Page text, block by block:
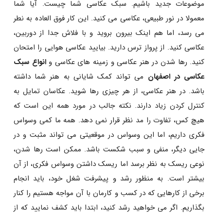
موضوعات جدید باشیم. سبک عکاسی شما چیست. آیا شما
معمولا در نور طبیعی، عکاسی می کنید. این کار فوق العاده به نطر
می رسد، اما هم اینک بیرون بروید و با فلاش جدا از دوربین،
عکاسی کنید. از پرواز ترس دارید. بیایید عکاسی هوایی را امتحان
کنید. رها شدن در هنر عکاسی و زمینه های عکاسی وانواع سبک
عکاسی در اصفهان می تواند کمک شایانی به هنر شما داشته
باشد. در هنر عکاسی، از هر چیزی رها شوید. عکاسان تمایل به
کنترل کردن زیاد دارند. نکته جالب در مورد همه این است که
هیچ کس، تفاوت را مد نظر قرار نمی دهد. همه ما کمی وسواس
فکری داریم، اما این وسواس در موقعیتی می تواند مثبت و در
جایی دیگر، منفی و سبب شکست باشد. ممکن است رها شدن،
نوعی ریسک به نظر برسد اما ریسک داشتن وسواس فکری، از آن
بیشتر است. به منظور رشد و پیشرفت شغل خود، باید انجام
برخی از کارهایی که در کسب و کارمان با آن مواجه هستیم را کنار
بگذاریم. اگر می خواهید رشد کنید، ابتدا باید کشف نمایید که از